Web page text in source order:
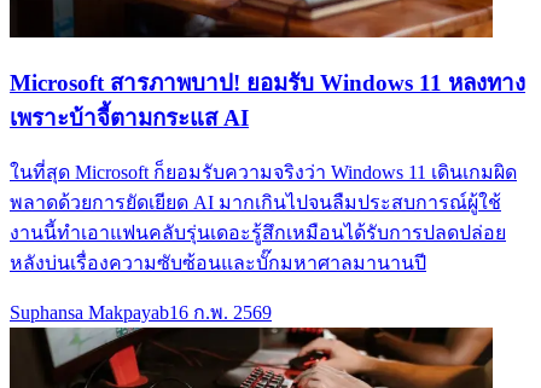
Microsoft สารภาพบาป! ยอมรับ Windows 11 หลงทาง
เพราะบ้าจี้ตามกระแส AI
ในที่สุด Microsoft ก็ยอมรับความจริงว่า Windows 11 เดินเกมผิด
พลาดด้วยการยัดเยียด AI มากเกินไปจนลืมประสบการณ์ผู้ใช้
งานนี้ทำเอาแฟนคลับรุ่นเดอะรู้สึกเหมือนได้รับการปลดปล่อย
หลังบ่นเรื่องความซับซ้อนและบั๊กมหาศาลมานานปี
Suphansa Makpayab16 ก.พ. 2569